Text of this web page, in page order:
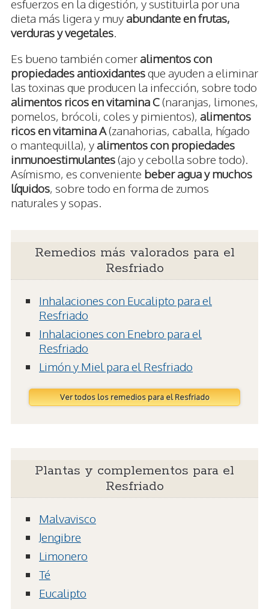
esfuerzos en la digestión, y sustituirla por una
dieta más ligera y muyabundante en frutas,
verduras y vegetales
Es bueno también comeralimentos con
propiedades antioxidantesque ayuden a eliminar
las toxinas que producen la infección, sobre todo
alimentos ricos en vitamina C(naranjas, limones,
pomelos, brócoli, coles y pimientos), alimentos
ricos en vitamina A(zanahorias, caballa, hígado
o mantequilla), yalimentos con propiedades
inmunoestimulantes(ajo y cebolla sobre todo).
Asímismo, es conveniente beber agua y muchos
líquidos, sobre todo en forma de zumos
naturales y sopas.
Remedios más valorados para el
Resfriado
Inhalaciones con Eucalipto para el
Resfriado
Inhalaciones con Enebro para el
Resfriado
Limón y Miel para el Resfriado
Ver todos los remedios para el Resfriado
Plantas y complementos para el
Resfriado
Malvavisco
Jengibre
Limonero
Té
Eucalipto